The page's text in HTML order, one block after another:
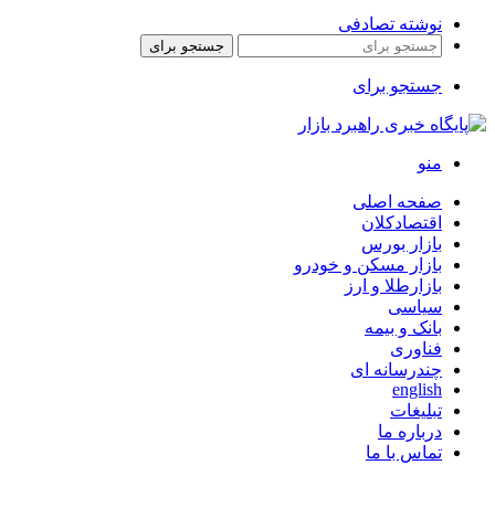
نوشته تصادفی
جستجو برای
جستجو برای
منو
صفحه اصلی
اقتصادکلان
بازار بورس
بازار مسکن و خودرو
بازارطلا و ارز
سیاسی
بانک و بیمه
فناوری
چندرسانه ای
english
تبلیغات
درباره ما
تماس با ما